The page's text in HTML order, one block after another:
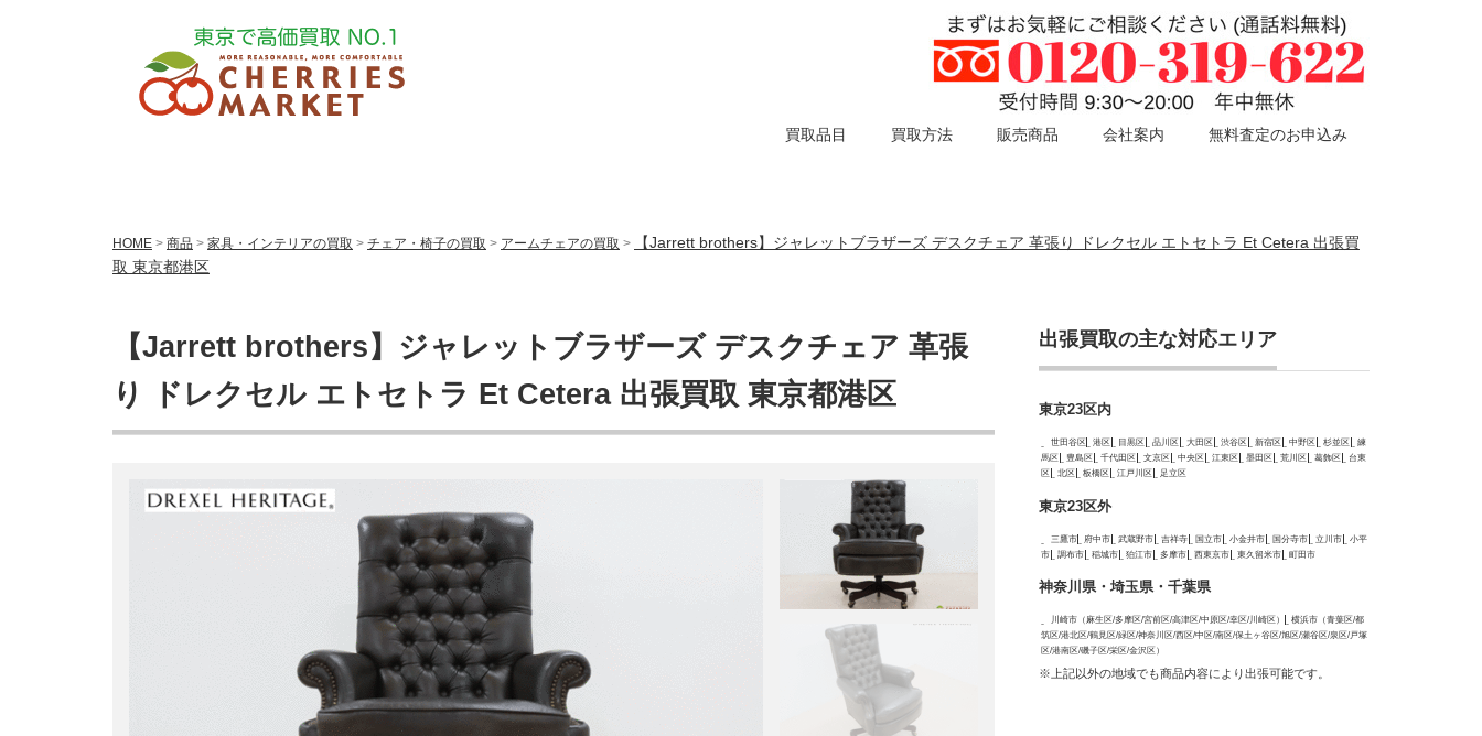
買取品目 買取方法 販売商品 会社案内 無料査定のお申込み
HOME > 商品 > 家具・インテリアの買取 > チェア・椅子の買取 > アームチェアの買取 >
【Jarrett brothers】ジャレットブラザーズ デスクチェア 革張り ドレクセル エトセトラ Et Cetera 出張買
取 東京都港区
【Jarrett brothers】ジャレットブラザーズ デスクチェア 革張
り ドレクセル エトセトラ Et Cetera 出張買取 東京都港区
出張買取の主な対応エリア
東京23区内
世田谷区 港区 目黒区 品川区 大田区 渋谷区 新宿区 中野区 杉並区
練
馬区
豊島区 千代田区 文京区 中央区 江東区 墨田区 荒川区 葛飾区
台東
区
北区 板橋区 江戸川区 足立区
東京23区外
三鷹市 府中市 武蔵野市 吉祥寺 国立市 小金井市 国分寺市 立川市
小平
市
調布市 稲城市 狛江市 多摩市 西東京市 東久留米市 町田市
神奈川県・埼玉県・千葉県
川崎市（麻生区/多摩区/宮前区/高津区/中原区/幸区/川崎区）
横浜市（青葉区/都
筑区/港北区/鶴見区/緑区/神奈川区/西区/中区/南区/保土ヶ谷区/旭区/瀬谷区/泉区/戸塚
区/港南区/磯子区/栄区/金沢区）
※上記以外の地域でも商品内容により出張可能です。